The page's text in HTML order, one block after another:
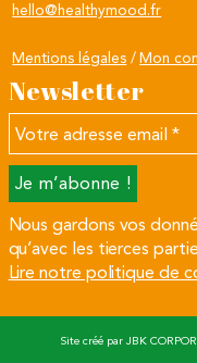
hello@healthymood.fr
Mentions légales Mon
Newsletter
Votre
email
Nous gardons vos
qu’avec les tierces
Lire notre politique de
Site créé par JBK